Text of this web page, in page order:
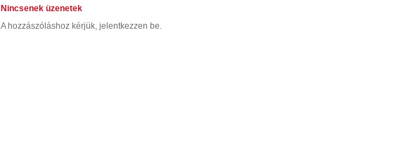
Nincsenek üzenetek
A hozzászóláshoz kérjük, jelentkezzen be.